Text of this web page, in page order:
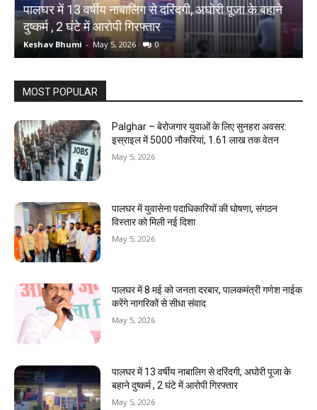
पालघर में 13 वर्षीय नाबालिग से दरिंदगी, अघोरी पूजा के बहाने
दुष्कर्म , 2 घंटे में आरोपी गिरफ्तार
Keshav Bhumi - May 5, 2026 0
MOST POPULAR
Palghar – बेरोजगार युवाओं के लिए सुनहरा अवसर:
इस्राइल में 5000 नौकरियां, ₹1.61 लाख तक वेतन
May 5, 2026
पालघर में युवासेना पदाधिकारियों की घोषणा, संगठन
विस्तार को मिली नई दिशा
May 5, 2026
पालघर में 8 मई को जनता दरबार, पालकमंत्री गणेश नाईक
करेंगे नागरिकों से सीधा संवाद
May 5, 2026
पालघर में 13 वर्षीय नाबालिग से दरिंदगी, अघोरी पूजा के
बहाने दुष्कर्म , 2 घंटे में आरोपी गिरफ्तार
May 5, 2026